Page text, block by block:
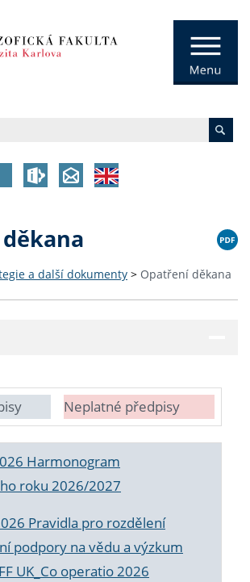
a další dokumenty > Opatření děkana
Neplatné předpisy
Harmonogram
roku 2026/2027
Pravidla pro rozdělení
podpory na vědu a výzkum
UK_Co operatio 2026